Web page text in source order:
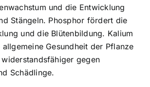
und die Entwicklung
Stängeln. Phosphor fördert die
und die Blütenbildung. Kalium
Gesundheit der Pflanze
gegen
Schädlinge.